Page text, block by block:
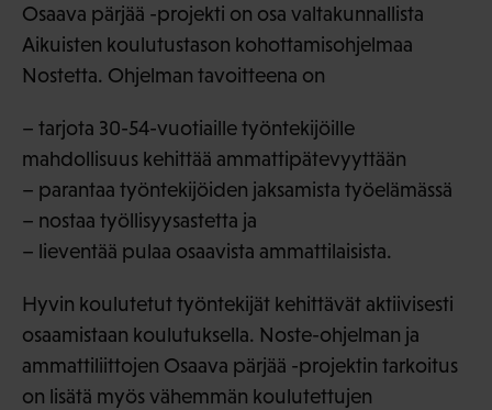
Osaava pärjää -projekti on osa valtakunnallista
Aikuisten koulutustason kohottamisohjelmaa
Nostetta. Ohjelman tavoitteena on
– tarjota 30-54-vuotiaille työntekijöille
mahdollisuus kehittää ammattipätevyyttään
– parantaa työntekijöiden jaksamista työelämässä
– nostaa työllisyysastetta ja
– lieventää pulaa osaavista ammattilaisista.
Hyvin koulutetut työntekijät kehittävät aktiivisesti
osaamistaan koulutuksella. Noste-ohjelman ja
ammattiliittojen Osaava pärjää -projektin tarkoitus
on lisätä myös vähemmän koulutettujen